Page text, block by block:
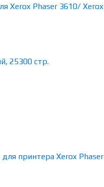
Xerox Phaser 3610/ Xerox